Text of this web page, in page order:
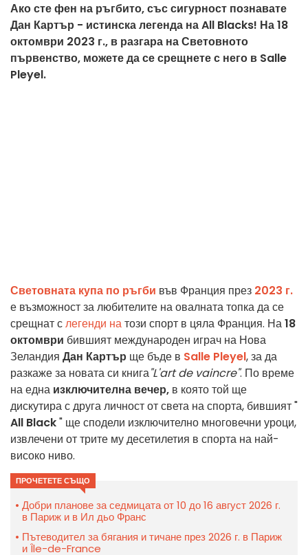
Ако сте фен на ръгбито, със сигурност познавате
Дан Картър - истинска легенда на All Blacks! На 18
октомври 2023 г., в разгара на Световното
първенство, можете да се срещнете с него в Salle
Pleyel.
Световната купа по ръгби във Франция през 2023 г.
е възможност за любителите на овалната топка да се
срещнат слегенди натози спорт в цяла Франция. На18
октомври бившият международен играч на Нова
Зеландия Дан Картър ще бъде в Salle Pleyel, за да
разкаже за новата си книга"L'art de vaincre". По време
на една изключителна вечер, в която той ще
дискутира с друга личност от света на спорта, бившият "
All Black" ще сподели изключително многовечни уроци,
извлечени от трите му десетилетия в спорта на най-
високо ниво.
ПРОЧЕТЕТЕ СЪЩО
Добри планове за седмицата от 10 до 16 август 2026 г.
в Париж и в Ил дьо Франс
Пътеводител за бягания и тичане през 2026 г. в Париж
и Île-de-France